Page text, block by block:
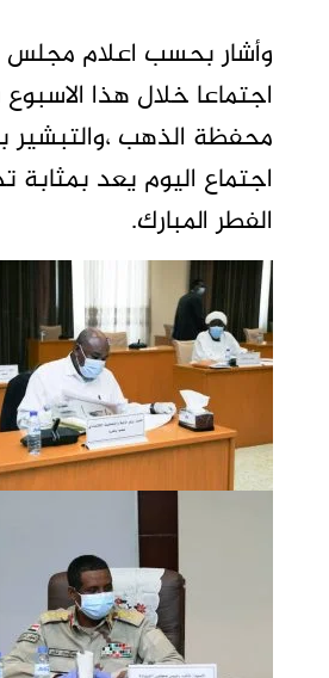
وأشار بحسب اعلام مجلس
اجتماعا خلال هذا
محفظة الذهب ،والتبشير
اجتماع اليوم يعد بمثابة
الفطر المبارك.